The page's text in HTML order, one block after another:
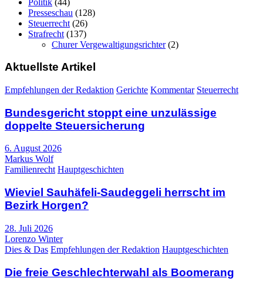
Presseschau (128)
Steuerrecht (26)
Strafrecht (137)
Churer Vergewaltigungsrichter(2)
Aktuellste Artikel
Empfehlungen der Redaktion Gerichte Kommentar Steuerrecht
Bundesgericht stoppt eine unzulässige
doppelte Steuersicherung
6. August 2026
Markus Wolf
Familienrecht Hauptgeschichten
Wieviel Sauhäfeli-Saudeggeli herrscht im
Bezirk Horgen?
28. Juli 2026
Lorenzo Winter
Dies & Das Empfehlungen der Redaktion Hauptgeschichten
Die freie Geschlechterwahl als Boomerang